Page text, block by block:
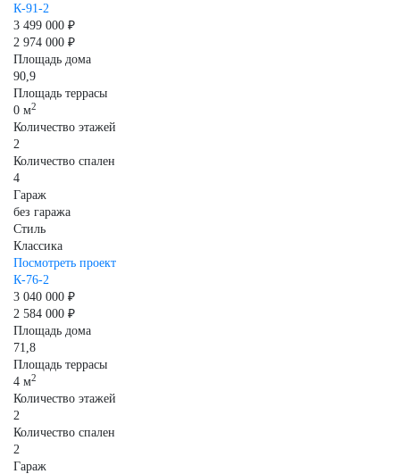
К-91-2
3 499 000 ₽
2 974 000 ₽
Площадь дома
90,9
Площадь террасы
0 м2
Количество этажей
2
Количество спален
4
Гараж
без гаража
Стиль
Классика
Посмотреть проект
К-76-2
3 040 000 ₽
2 584 000 ₽
Площадь дома
71,8
Площадь террасы
4 м2
Количество этажей
2
Количество спален
2
Гараж